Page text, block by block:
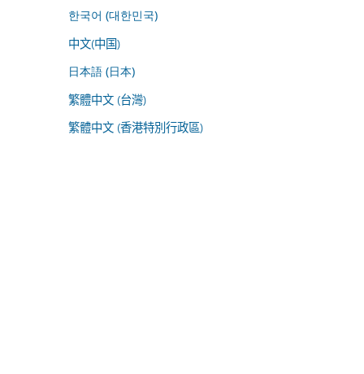
한국어 (대한민국)
中文(中国)
日本語 (日本)
繁體中文 (台灣)
繁體中文 (香港特別行政區)